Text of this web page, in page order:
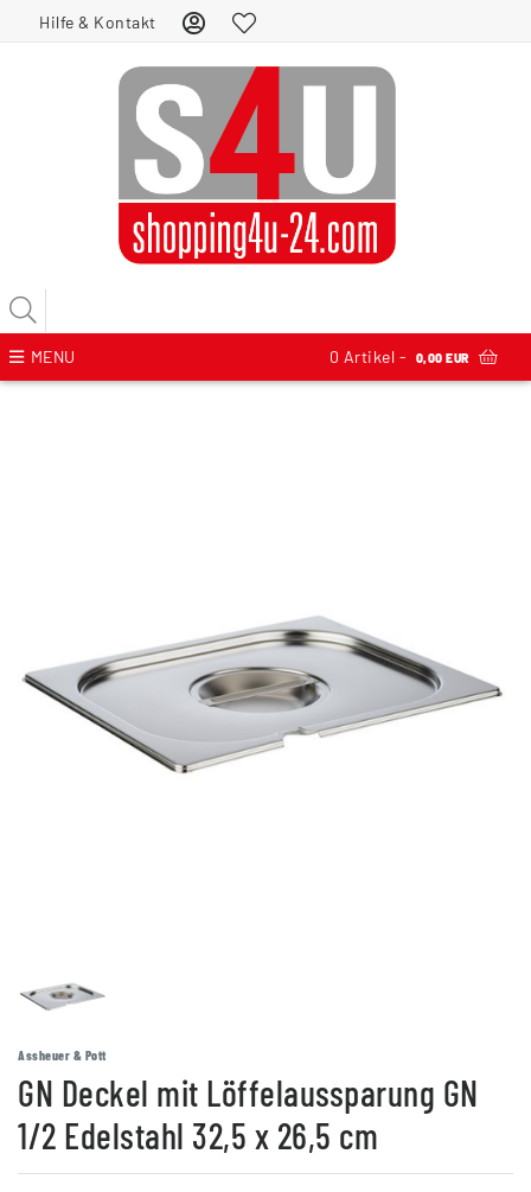
Hilfe & Kontakt
MENU 0 Artikel - 0,00 EUR
Assheuer & Pott
GN Deckel mit Löffelaussparung GN
1/2 Edelstahl 32,5 x 26,5 cm